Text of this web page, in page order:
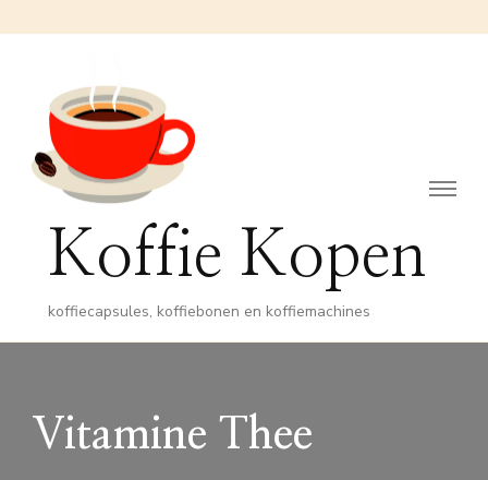
Koffie Kopen
koffiecapsules, koffiebonen en koffiemachines
Vitamine Thee